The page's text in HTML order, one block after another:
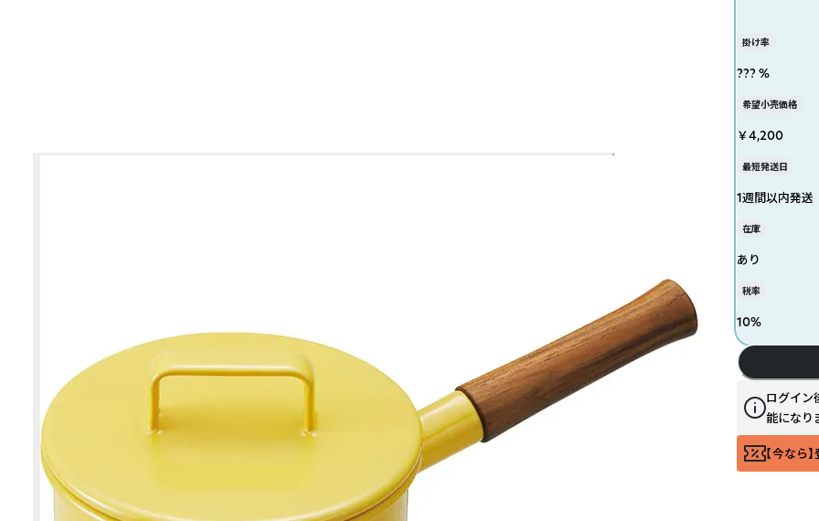
掛け率
??? %
希望小売価格
￥4,200
最短発送日
1週間以内発送
在庫
あり
税率
10%
ログイン
能になり
【今なら